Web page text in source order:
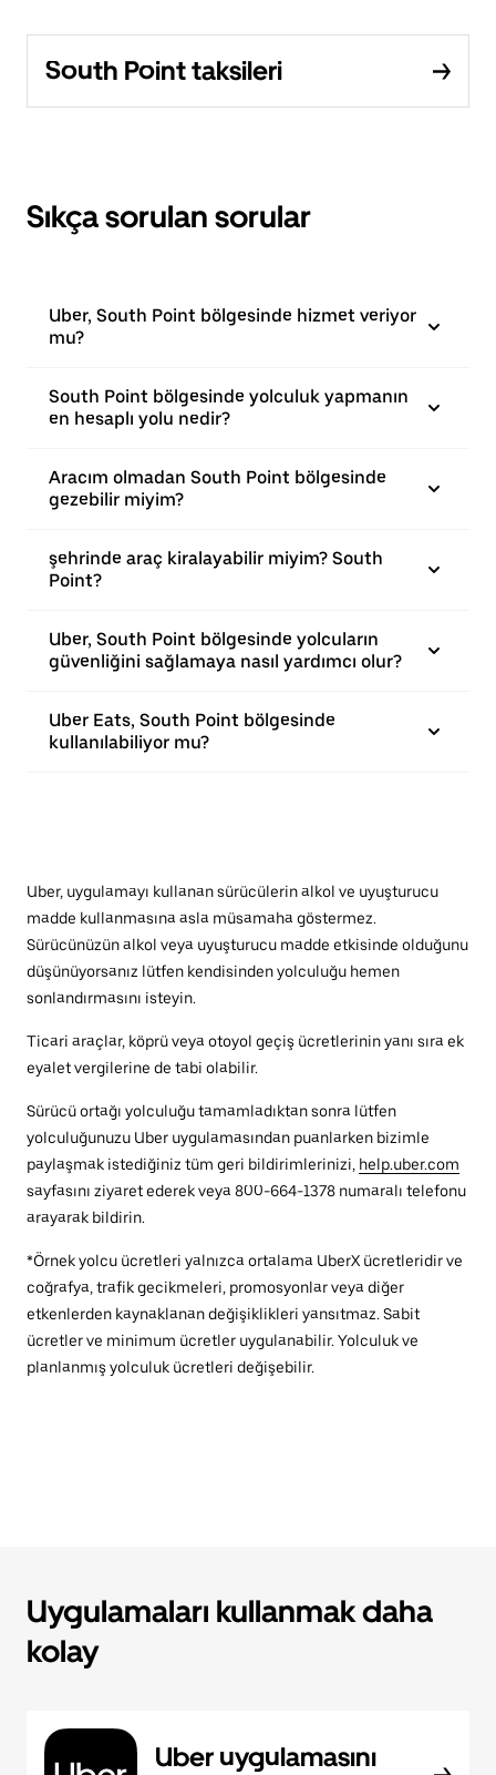
South Point taksileri
Sıkça sorulan sorular
Uber, South Point bölgesinde hizmet veriyor
mu?
South Point bölgesinde yolculuk yapmanın
en hesaplı yolu nedir?
Aracım olmadan South Point bölgesinde
gezebilir miyim?
şehrinde araç kiralayabilir miyim? South
Point?
Uber, South Point bölgesinde yolcuların
güvenliğini sağlamaya nasıl yardımcı olur?
Uber Eats, South Point bölgesinde
kullanılabiliyor mu?
Uber, uygulamayı kullanan sürücülerin alkol ve uyuşturucu
madde kullanmasına asla müsamaha göstermez.
Sürücünüzün alkol veya uyuşturucu madde etkisinde olduğunu
düşünüyorsanız lütfen kendisinden yolculuğu hemen
sonlandırmasını isteyin.
Ticari araçlar, köprü veya otoyol geçiş ücretlerinin yanı sıra ek
eyalet vergilerine de tabi olabilir.
Sürücü ortağı yolculuğu tamamladıktan sonra lütfen
yolculuğunuzu Uber uygulamasından puanlarken bizimle
paylaşmak istediğiniz tüm geri bildirimlerinizi, help.uber.com
sayfasını ziyaret ederek veya 800-664-1378 numaralı telefonu
arayarak bildirin.
*Örnek yolcu ücretleri yalnızca ortalama UberX ücretleridir ve
coğrafya, trafik gecikmeleri, promosyonlar veya diğer
etkenlerden kaynaklanan değişiklikleri yansıtmaz. Sabit
ücretler ve minimum ücretler uygulanabilir. Yolculuk ve
planlanmış yolculuk ücretleri değişebilir.
Uygulamaları kullanmak daha
kolay
Uber uygulamasını